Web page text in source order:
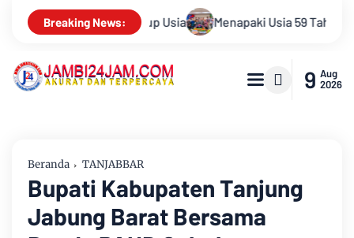
Breaking News:
59 Tahun, Sinsen Teguhkan Semangat “Sustainably Growing”
9 Aug
2026
Beranda TANJABBAR
Bupati Kabupaten Tanjung
Jabung Barat Bersama